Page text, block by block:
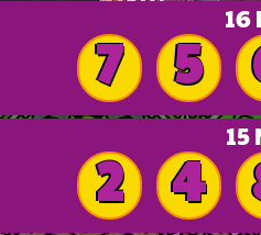
16
7 5
15
2 4